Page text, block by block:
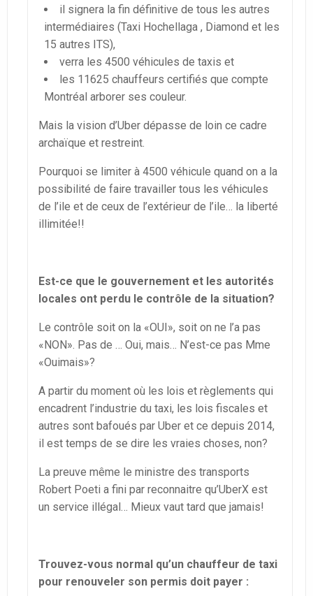
il signera la fin définitive de tous les autres
intermédiaires (Taxi Hochellaga , Diamond et les
15 autres ITS),
verra les 4500 véhicules de taxis et
les 11625 chauffeurs certifiés que compte
Montréal arborer ses couleur.
Mais la vision d’Uber dépasse de loin ce cadre
archaïque et restreint.
Pourquoi se limiter à 4500 véhicule quand on a la
possibilité de faire travailler tous les véhicules
de l’ile et de ceux de l’extérieur de l’ile… la liberté
illimitée!!
Est-ce que le gouvernement et les autorités
locales ont perdu le contrôle de la situation?
Le contrôle soit on la «OUI», soit on ne l’a pas
«NON». Pas de … Oui, mais… N’est-ce pas Mme
«Ouimais»?
A partir du moment où les lois et règlements qui
encadrent l’industrie du taxi, les lois fiscales et
autres sont bafoués par Uber et ce depuis 2014,
il est temps de se dire les vraies choses, non?
La preuve même le ministre des transports
Robert Poeti a fini par reconnaitre qu’UberX est
un service illégal… Mieux vaut tard que jamais!
Trouvez-vous normal qu’un chauffeur de taxi
pour renouveler son permis doit payer :